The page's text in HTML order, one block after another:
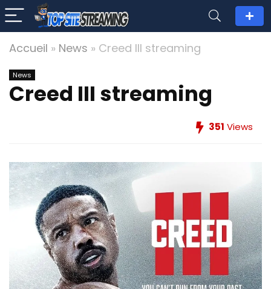
Accueil » News » Creed III streaming
News
Creed III streaming
351 Views